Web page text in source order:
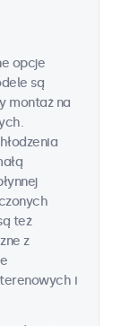
opcje
są
montaż na
też
z
i